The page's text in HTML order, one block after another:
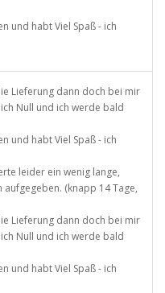
und habt Viel Spaß - ich
Lieferung dann doch bei mir
Null und ich werde bald
und habt Viel Spaß - ich
leider ein wenig lange,
(knapp 14 Tage,
Lieferung dann doch bei mir
Null und ich werde bald
und habt Viel Spaß - ich